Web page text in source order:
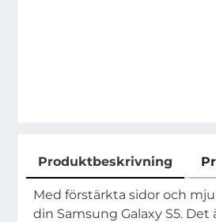
Produktbeskrivning
Med förstärkta sidor och
din Samsung Galaxy S5.